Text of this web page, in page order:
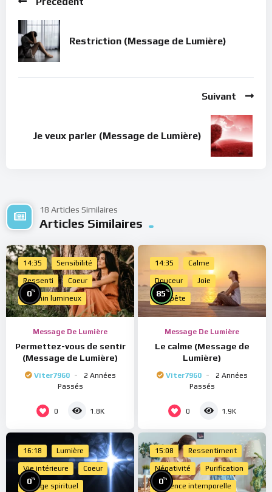
Restriction (Message de Lumière)
Suivant
Je veux parler (Message de Lumière)
18 Articles Similaires
Articles Similaires
14:35 Sensibilité
Ressenti Coeur
Chemin lumineux
0%
Message De Lumière
Permettez-vous de sentir
(Message de Lumière)
Viter7960
2 Années
Passés
0 1.8K
14:35 Calme
Douceur Joie
Tempête
85%
Message De Lumière
Le calme (Message de
Lumière)
Viter7960
2 Années
Passés
0 1.9K
16:18 Lumière
Vie intérieure Coeur
Voyage spirituel
0%
15:08 Ressentiment
Négativité Purification
Présence intemporelle
0%